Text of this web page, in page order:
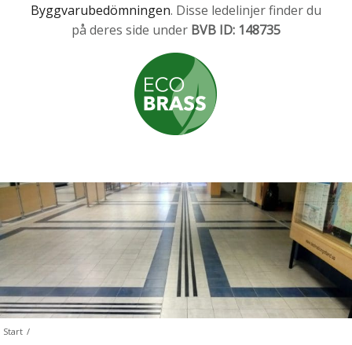
Byggvarubedömningen. Disse ledelinjer finder du
på deres side under BVB ID: 148735
Start /